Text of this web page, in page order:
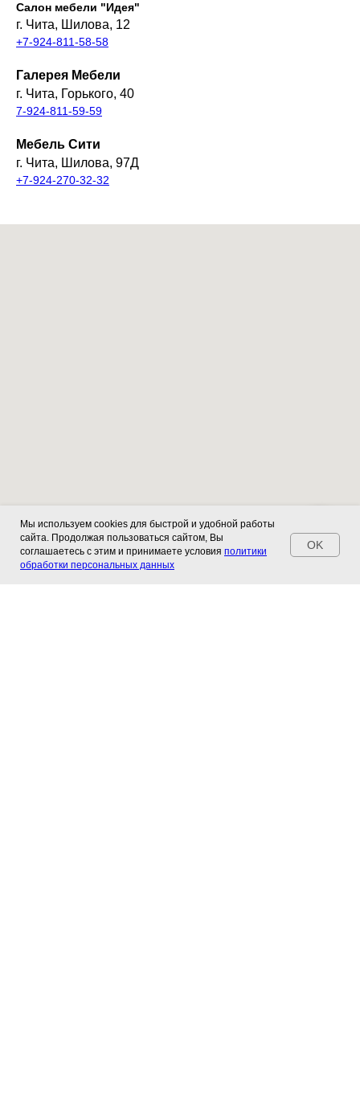
Салон мебели "Идея"
г. Чита, Шилова, 12
+7-924-811-58-58
Галерея Мебели
г. Чита, Горького, 40
7-924-811-59-59
Мебель Сити
г. Чита, Шилова, 97Д
+7-924-270-32-32
Мы используем cookies для быстрой и удобной работы
сайта. Продолжая пользоваться сайтом, Вы
соглашаетесь с этим и принимаете условия политики
обработки персональных данных
OK